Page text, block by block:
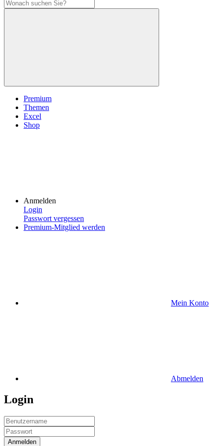
Premium
Themen
Excel
Shop
Anmelden
Login
Passwort vergessen
Premium-Mitglied werden
Mein Konto
Abmelden
Login
Anmelden